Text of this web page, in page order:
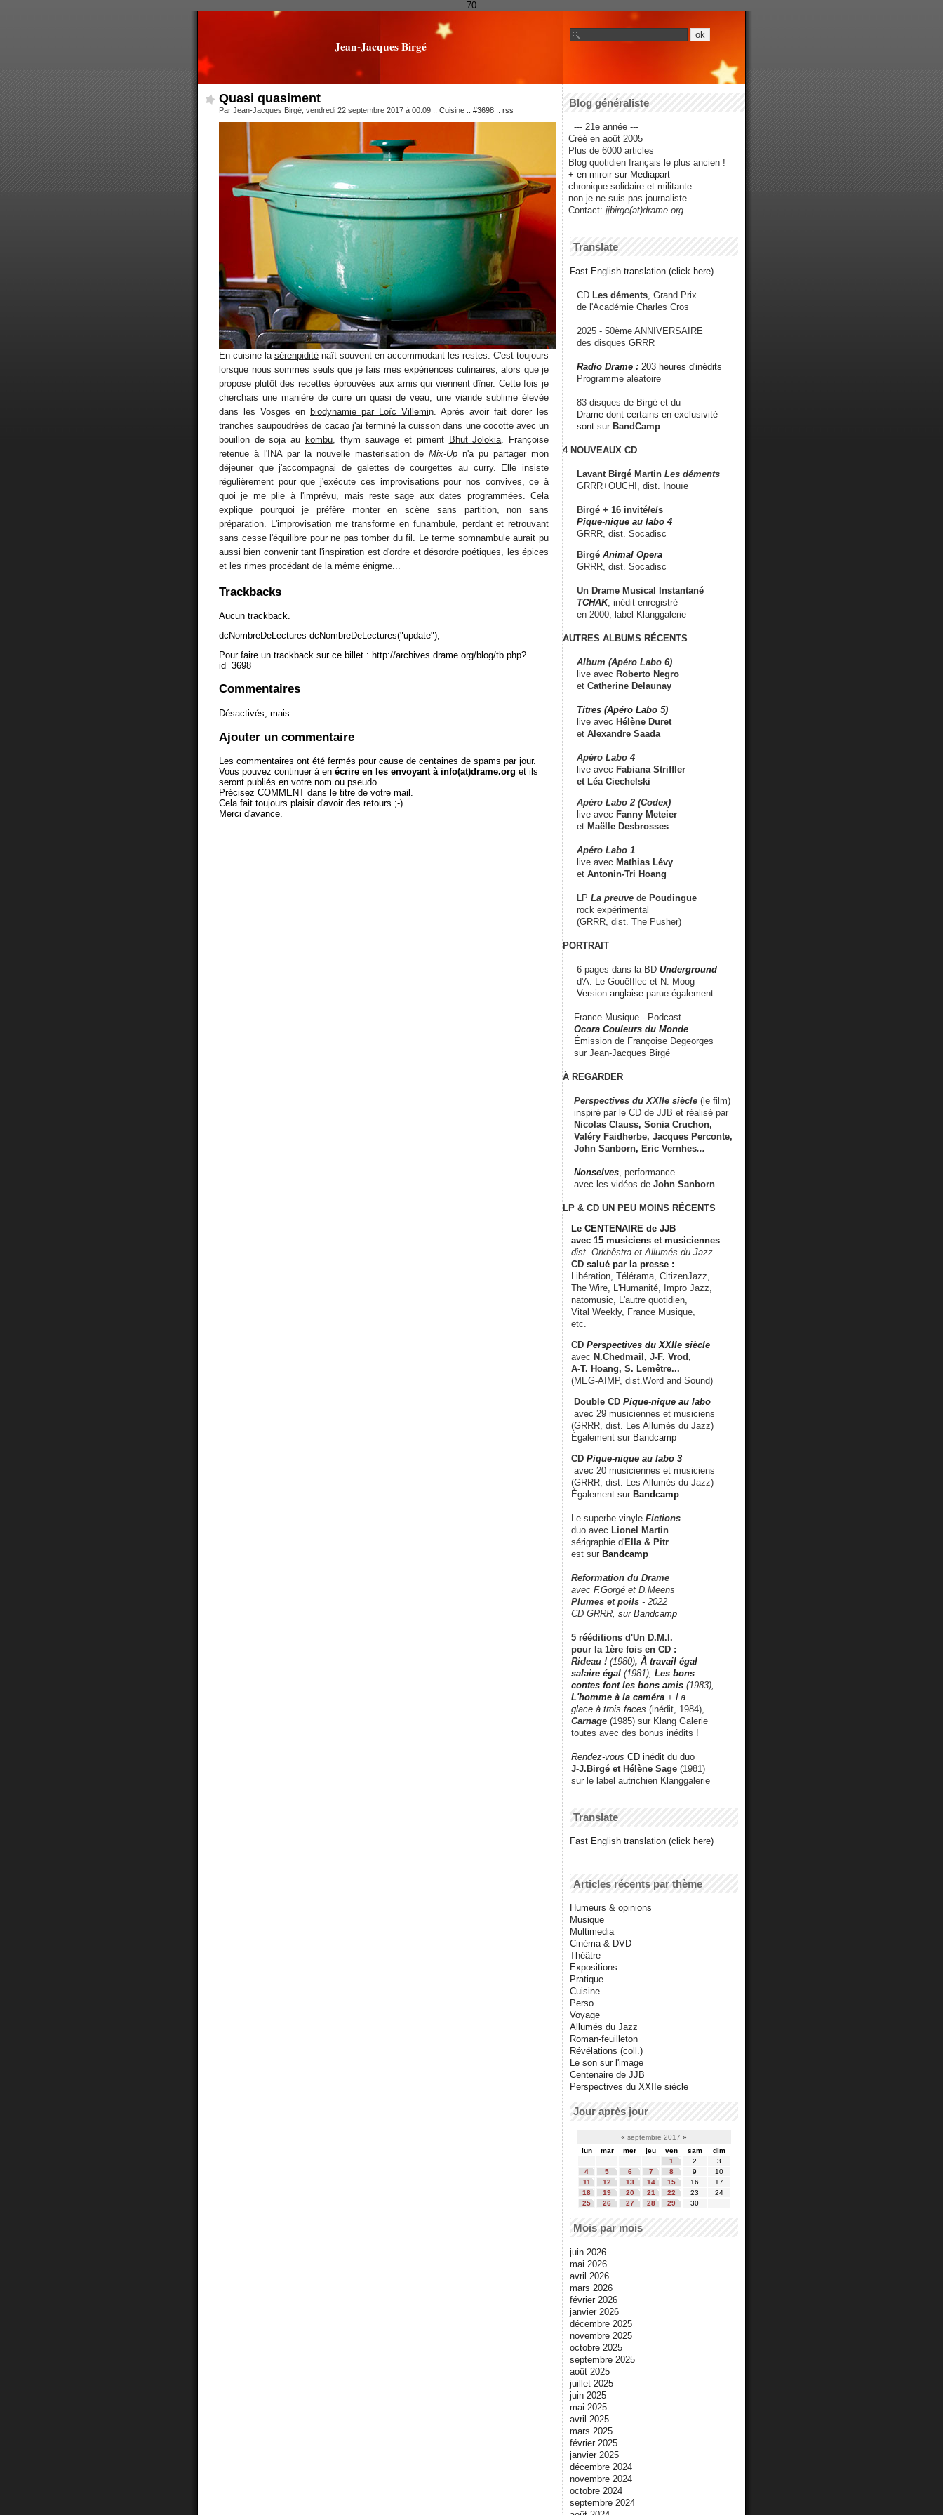
70
Jean-Jacques Birgé
Quasi quasiment
Par Jean-Jacques Birgé, vendredi 22 septembre 2017 à 00:09 :: Cuisine :: #3698 :: rss
En cuisine la sérenpidité naît souvent en accommodant les restes. C'est toujours
lorsque nous sommes seuls que je fais mes expériences culinaires, alors que je
propose plutôt des recettes éprouvées aux amis qui viennent dîner. Cette fois je
cherchais une manière de cuire un quasi de veau, une viande sublime élevée
dans les Vosges en biodynamie par Loïc Villemin. Après avoir fait dorer les
tranches saupoudrées de cacao j'ai terminé la cuisson dans une cocotte avec un
bouillon de soja au kombu, thym sauvage et piment Bhut Jolokia . Françoise
retenue à l'INA par la nouvelle masterisation deMix-Up n'a pu partager mon
déjeuner que j'accompagnai de galettes de courgettes au curry. Elle insiste
régulièrement pour que j'exécute ces improvisations pour nos convives, ce à
quoi je me plie à l'imprévu, mais reste sage aux dates programmées. Cela
explique pourquoi je préfère monter en scène sans partition, non sans
préparation. L'improvisation me transforme en funambule, perdant et retrouvant
sans cesse l'équilibre pour ne pas tomber du fil. Le terme somnambule aurait pu
aussi bien convenir tant l'inspiration est d'ordre et désordre poétiques, les épices
et les rimes procédant de la même énigme...
Trackbacks
Aucun trackback.
dcNombreDeLectures dcNombreDeLectures("update");
Pour faire un trackback sur ce billet : http://archives.drame.org/blog/tb.php?
id=3698
Commentaires
Désactivés, mais...
Ajouter un commentaire
Les commentaires ont été fermés pour cause de centaines de spams par jour.
Vous pouvez continuer à en écrire en les envoyant à info(at)drame.org et ils
seront publiés en votre nom ou pseudo.
Précisez COMMENT dans le titre de votre mail.
Cela fait toujours plaisir d'avoir des retours ;-)
Merci d'avance.
Blog généraliste
--- 21e année ---
Créé en août 2005
Plus de 6000 articles
Blog quotidien français le plus ancien !
+ en miroir sur Mediapart
chronique solidaire et militante
non je ne suis pas journaliste
Contact: jjbirge(at)drame.org
Translate
Fast English translation (click here)
CD Les déments , Grand Prix
de l'Académie Charles Cros
2025 - 50ème ANNIVERSAIRE
des disques GRRR
Radio Drame : 203 heures d'inédits
Programme aléatoire
83 disques de Birgé et du
Drame dont certains en exclusivité
sont sur BandCamp
4 NOUVEAUX CD
Lavant Birgé Martin Les déments
GRRR+OUCH!, dist. Inouïe
Birgé + 16 invité/e/s
Pique-nique au labo 4
GRRR, dist. Socadisc
Birgé Animal Opera
GRRR, dist. Socadisc
Un Drame Musical Instantané
TCHAK, inédit enregistré
en 2000, label Klanggalerie
AUTRES ALBUMS RÉCENTS
Album (Apéro Labo 6)
live avec Roberto Negro
et Catherine Delaunay
Titres (Apéro Labo 5)
live avec Hélène Duret
et Alexandre Saada
Apéro Labo 4
live avec Fabiana Striffler
et Léa Ciechelski
Apéro Labo 2 (Codex)
live avec Fanny Meteier
et Maëlle Desbrosses
Apéro Labo 1
live avec Mathias Lévy
et Antonin-Tri Hoang
LP La preuve de Poudingue
rock expérimental
(GRRR, dist. The Pusher)
PORTRAIT
6 pages dans la BD Underground
d'A. Le Gouëfflec et N. Moog
Version anglaise parue également
France Musique - Podcast
Ocora Couleurs du Monde
Émission de Françoise Degeorges
sur Jean-Jacques Birgé
À REGARDER
Perspectives du XXIIe siècle (le film)
inspiré par le CD de JJB et réalisé par
Nicolas Clauss, Sonia Cruchon,
Valéry Faidherbe, Jacques Perconte,
John Sanborn, Eric Vernhes...
Nonselves , performance
avec les vidéos de John Sanborn
LP & CD UN PEU MOINS RÉCENTS
Le CENTENAIRE de JJB
avec 15 musiciens et musiciennes
dist. Orkhêstra et Allumés du Jazz
CD salué par la presse :
Libération, Télérama, CitizenJazz,
The Wire, L'Humanité, Impro Jazz,
natomusic, L'autre quotidien,
Vital Weekly, France Musique,
etc.
CD Perspectives du XXIIe siècle
avec N.Chedmail, J-F. Vrod,
A-T. Hoang, S. Lemêtre...
(MEG-AIMP, dist.Word and Sound)
Double CD Pique-nique au labo
avec 29 musiciennes et musiciens
(GRRR, dist. Les Allumés du Jazz)
Également sur Bandcamp
CD Pique-nique au labo 3
avec 20 musiciennes et musiciens
(GRRR, dist. Les Allumés du Jazz)
Également sur Bandcamp
Le superbe vinyle Fictions
duo avec Lionel Martin
sérigraphie d'Ella & Pitr
est sur Bandcamp
Reformation du Drame
avec F.Gorgé et D.Meens
Plumes et poils - 2022
CD GRRR, sur Bandcamp
5 rééditions d'Un D.M.I.
pour la 1ère fois en CD :
Rideau ! (1980), À travail égal
salaire égal (1981), Les bons
contes font les bons amis (1983),
L'homme à la caméra + La
glace à trois faces (inédit, 1984),
Carnage (1985) sur Klang Galerie
toutes avec des bonus inédits !
Rendez-vous CD inédit du duo
J-J.Birgé et Hélène Sage (1981)
sur le label autrichien Klanggalerie
Translate
Fast English translation (click here)
Articles récents par thème
Humeurs & opinions
Musique
Multimedia
Cinéma & DVD
Théâtre
Expositions
Pratique
Cuisine
Perso
Voyage
Allumés du Jazz
Roman-feuilleton
Révélations (coll.)
Le son sur l'image
Centenaire de JJB
Perspectives du XXIIe siècle
Jour après jour
« septembre 2017 »
lun
mar mer jeu ven sam
dim
1
2
3
4
5 6 7 8 9
10
11
12 13 14 15 16
17
18
19 20 21 22 23
24
25
26 27 28 29 30
Mois par mois
juin 2026
mai 2026
avril 2026
mars 2026
février 2026
janvier 2026
décembre 2025
novembre 2025
octobre 2025
septembre 2025
août 2025
juillet 2025
juin 2025
mai 2025
avril 2025
mars 2025
février 2025
janvier 2025
décembre 2024
novembre 2024
octobre 2024
septembre 2024